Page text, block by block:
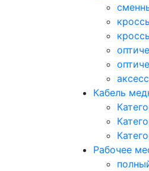
Кабель
Рабочее